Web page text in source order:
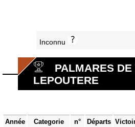
Inconnu
PALMARES DE
LEPOUTERE
Année Categorie n° Départs